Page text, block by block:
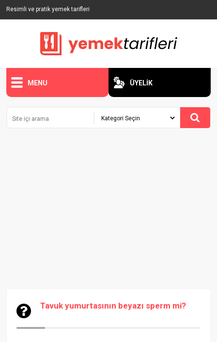
Resimli ve pratik yemek tarifleri
MENU ÜYELİK
Tavuk yumurtasının beyazı sperm mi?